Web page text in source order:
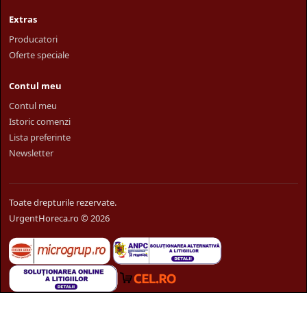
Extras
Producatori
Oferte speciale
Contul meu
Contul meu
Istoric comenzi
Lista preferinte
Newsletter
Toate drepturile rezervate.
UrgentHoreca.ro © 2026